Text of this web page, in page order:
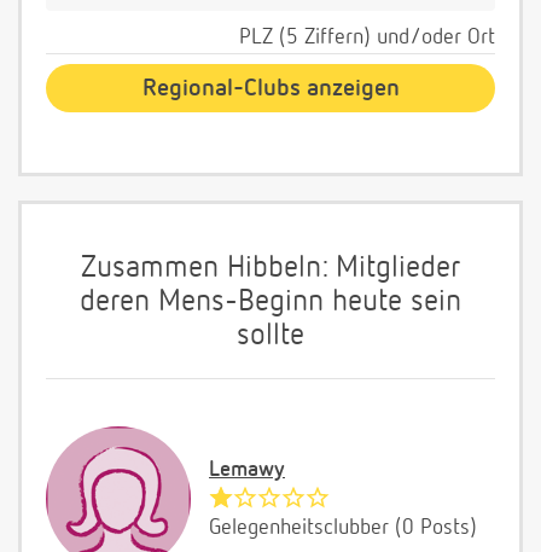
PLZ (5 Ziffern) und/oder Ort
Zusammen Hibbeln: Mitglieder
deren Mens-Beginn heute sein
sollte
Lemawy
Gelegenheitsclubber (0 Posts)